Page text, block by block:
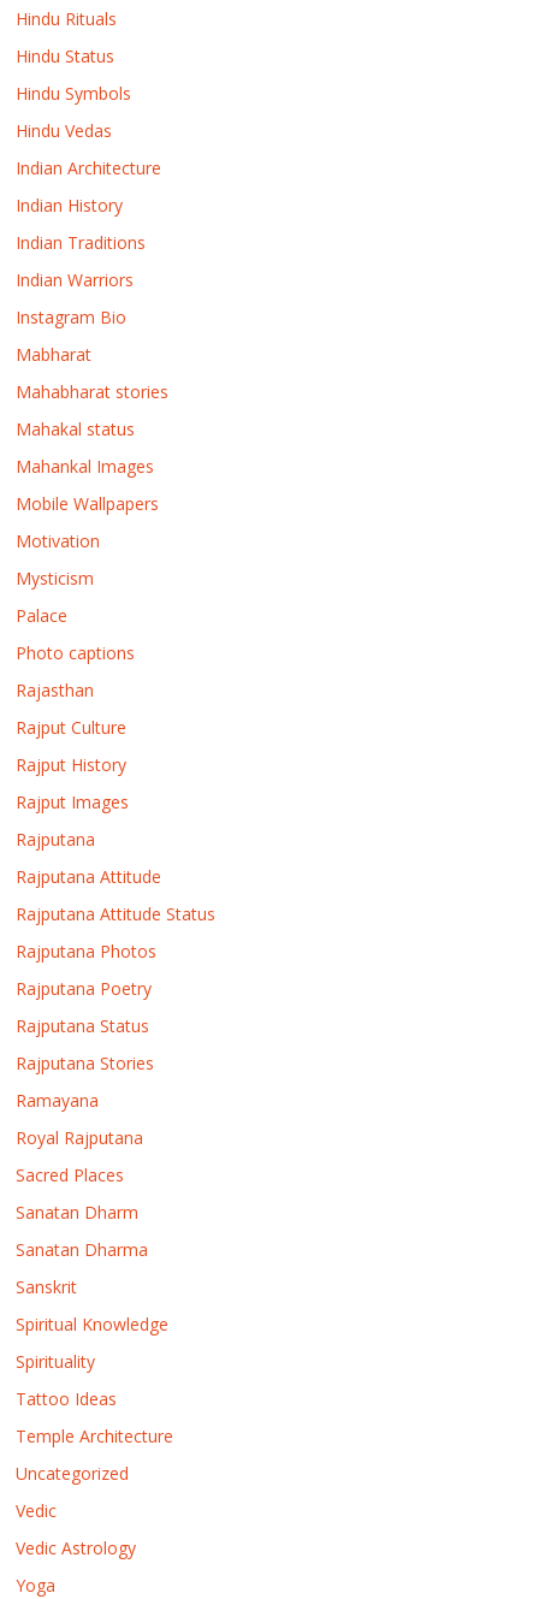
Hindu Rituals
Hindu Status
Hindu Symbols
Hindu Vedas
Indian Architecture
Indian History
Indian Traditions
Indian Warriors
Instagram Bio
Mabharat
Mahabharat stories
Mahakal status
Mahankal Images
Mobile Wallpapers
Motivation
Mysticism
Palace
Photo captions
Rajasthan
Rajput Culture
Rajput History
Rajput Images
Rajputana
Rajputana Attitude
Rajputana Attitude Status
Rajputana Photos
Rajputana Poetry
Rajputana Status
Rajputana Stories
Ramayana
Royal Rajputana
Sacred Places
Sanatan Dharm
Sanatan Dharma
Sanskrit
Spiritual Knowledge
Spirituality
Tattoo Ideas
Temple Architecture
Uncategorized
Vedic
Vedic Astrology
Yoga